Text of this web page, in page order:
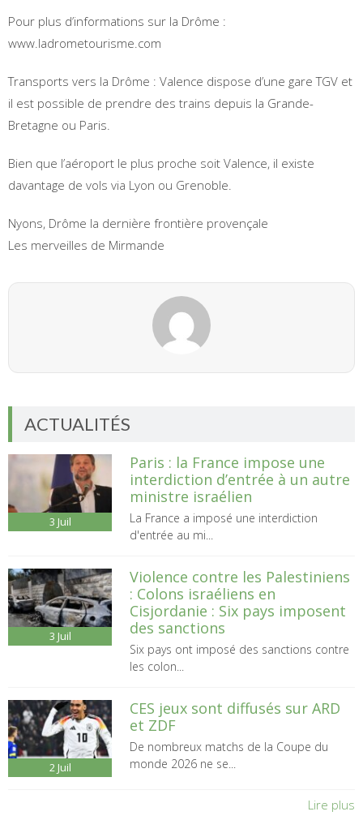
Pour plus d’informations sur la Drôme :
www.ladrometourisme.com
Transports vers la Drôme : Valence dispose d’une gare TGV et
il est possible de prendre des trains depuis la Grande-
Bretagne ou Paris.
Bien que l’aéroport le plus proche soit Valence, il existe
davantage de vols via Lyon ou Grenoble.
Nyons, Drôme la dernière frontière provençale
Les merveilles de Mirmande
ACTUALITÉS
3 Juil
Paris : la France impose une
interdiction d’entrée à un autre
ministre israélien
La France a imposé une interdiction
d'entrée au mi...
3 Juil
Violence contre les Palestiniens
: Colons israéliens en
Cisjordanie : Six pays imposent
des sanctions
Six pays ont imposé des sanctions contre
les colon...
2 Juil
CES jeux sont diffusés sur ARD
et ZDF
De nombreux matchs de la Coupe du
monde 2026 ne se...
Lire plus